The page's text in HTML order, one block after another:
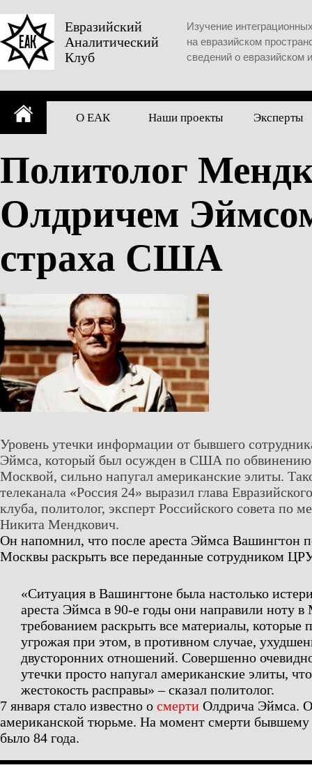
to
content
Евразийский
Аналитический
Клуб
Изучение
на евразийском
сведений о евразийском
О ЕАК Наши проекты Эксперты
Политолог
Олдричем
страха США
Уровень утечки информации от бывшего
Эймса, который был осужден в США по обвинению
Москвой, сильно напугал американские элиты.
телеканала «Россия 24» выразил глава
клуба, политолог, эксперт Российского совета по
Никита Мендкович.
Он напомнил, что после ареста Эймса Вашингтон
Москвы раскрыть все переданные сотрудником
«Ситуация в Вашингтоне была настолько
ареста Эймса в 90-е годы они направили ноту в
требованием раскрыть все материалы, которые
угрожая при этом, в противном случае,
двусторонних отношений. Совершенно
утечки просто напугал американские элиты,
жестокость расправы» – сказал политолог.
7 января стало известно о смерти Олдрича Эймса.
американской тюрьме. На момент смерти
было 84 года.